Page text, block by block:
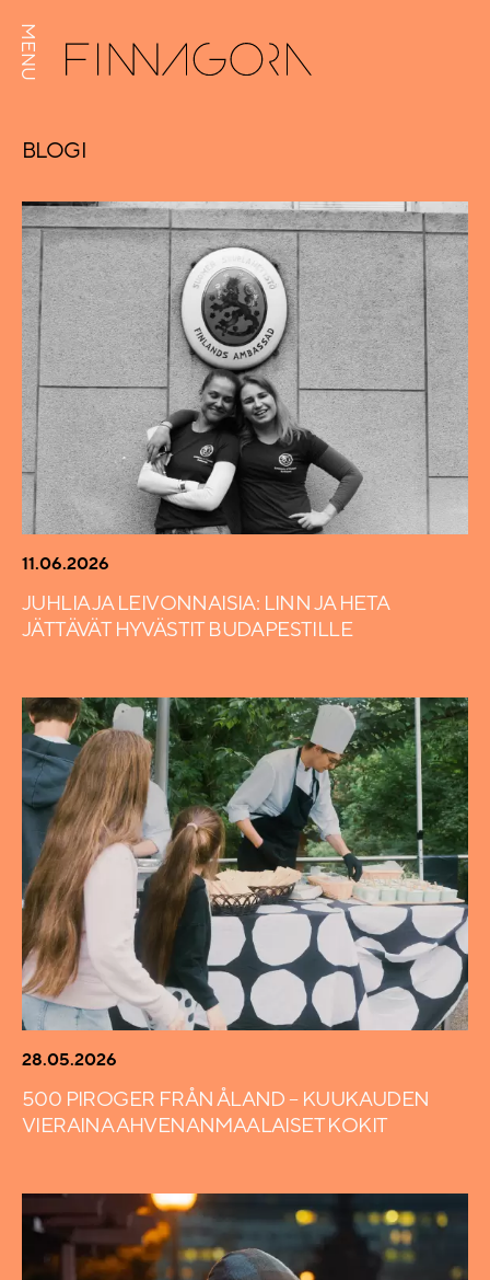
MENU
BLOGI
11.06.2026
JUHLIA JA LEIVONNAISIA: LINN JA HETA
JÄTTÄVÄT HYVÄSTIT BUDAPESTILLE
28.05.2026
500 PIROGER FRÅN ÅLAND – KUUKAUDEN
VIERAINA AHVENANMAALAISET KOKIT